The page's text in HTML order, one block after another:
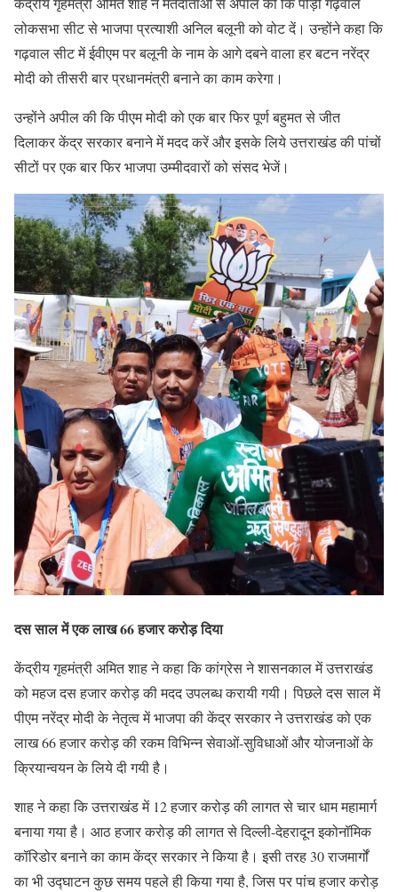
लोकसभा सीट से भाजपा प्रत्याशी अनिल बलूनी को वोट दें। उन्होंने कहा कि
गढ़वाल सीट में ईवीएम पर बलूनी के नाम के आगे दबने वाला हर बटन नरेंद्र
मोदी को तीसरी बार प्रधानमंत्री बनाने का काम करेगा।
उन्होंने अपील की कि पीएम मोदी को एक बार फिर पूर्ण बहुमत से जीत
दिलाकर केंद्र सरकार बनाने में मदद करें और इसके लिये उत्तराखंड की पांचों
सीटों पर एक बार फिर भाजपा उम्मीदवारों को संसद भेजें।
दस साल में एक लाख 66 हजार करोड़ दिया
केंद्रीय गृहमंत्री अमित शाह ने कहा कि कांग्रेस ने शासनकाल में उत्तराखंड
को महज दस हजार करोड़ की मदद उपलब्ध करायी गयी। पिछले दस साल में
पीएम नरेंद्र मोदी के नेतृत्व में भाजपा की केंद्र सरकार ने उत्तराखंड को एक
लाख 66 हजार करोड़ की रकम विभिन्न सेवाओं-सुविधाओं और योजनाओं के
क्रियान्वयन के लिये दी गयी है।
शाह ने कहा कि उत्तराखंड में 12 हजार करोड़ की लागत से चार धाम महामार्ग
बनाया गया है। आठ हजार करोड़ की लागत से दिल्ली-देहरादून इकोनॉमिक
कॉरिडोर बनाने का काम केंद्र सरकार ने किया है। इसी तरह 30 राजमार्गों
का भी उद्घाटन कुछ समय पहले ही किया गया है, जिस पर पांच हजार करोड़